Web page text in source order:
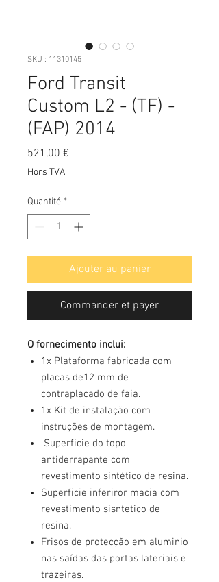
SKU : 11310145
Ford Transit
Custom L2 - (TF) -
(FAP) 2014
521,00 €
Hors TVA
Quantité *
Ajouter au panier
Commander et payer
O fornecimento inclui:
1x Plataforma fabricada com
placas de12 mm de
contraplacado de faia.
1x Kit de instalação com
instruções de montagem.
Superficie do topo
antiderrapante com
revestimento sintético de resina.
Superficie inferiror macia com
revestimento sisntetico de
resina.
Frisos de protecção em aluminio
nas saídas das portas lateriais e
trazeiras.